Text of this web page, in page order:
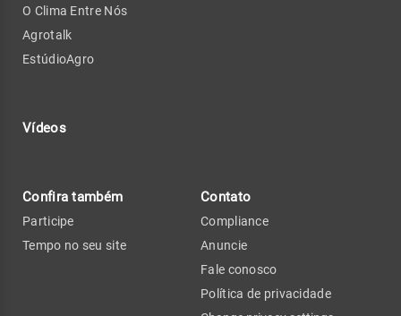
O Clima Entre Nós
Agrotalk
EstúdioAgro
Vídeos
Confira também
Participe
Tempo no seu site
Contato
Compliance
Anuncie
Fale conosco
Política de privacidade